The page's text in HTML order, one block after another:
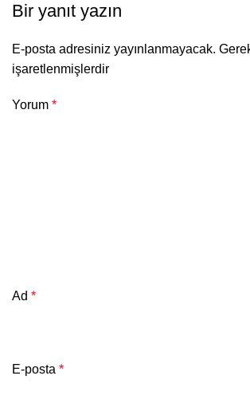
Bir yanıt yazın
E-posta adresiniz yayınlanmayacak.
işaretlenmişlerdir
Yorum *
Ad *
E-posta *